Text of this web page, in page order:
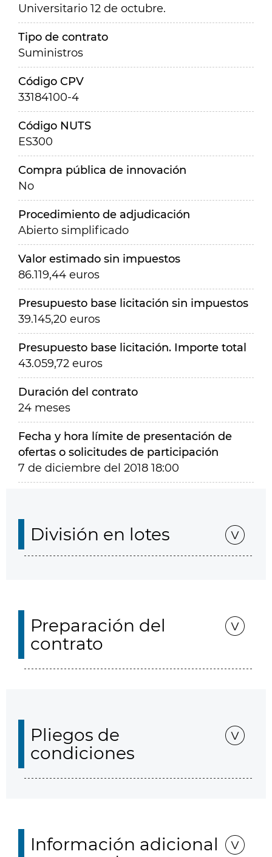
Universitario 12 de octubre.
Tipo de contrato
Suministros
Código CPV
33184100-4
Código NUTS
ES300
Compra pública de innovación
No
Procedimiento de adjudicación
Abierto simplificado
Valor estimado sin impuestos
86.119,44 euros
Presupuesto base licitación sin impuestos
39.145,20 euros
Presupuesto base licitación. Importe total
43.059,72 euros
Duración del contrato
24 meses
Fecha y hora límite de presentación de
ofertas o solicitudes de participación
7 de diciembre del 2018 18:00
División en lotes
Preparación del
contrato
Pliegos de
condiciones
Información adicional